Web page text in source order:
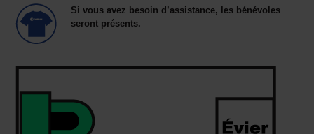
Si vous avez besoin d’assistance, les bénévoles
seront présents.